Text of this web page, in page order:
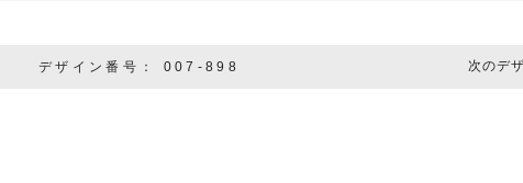
デザイン番号： 007-898 次のデ